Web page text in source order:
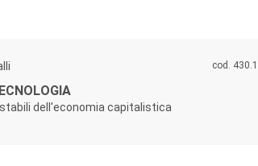
dell'economia capitalistica
cod.